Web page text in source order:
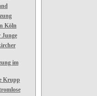
Köln
im
Krupp